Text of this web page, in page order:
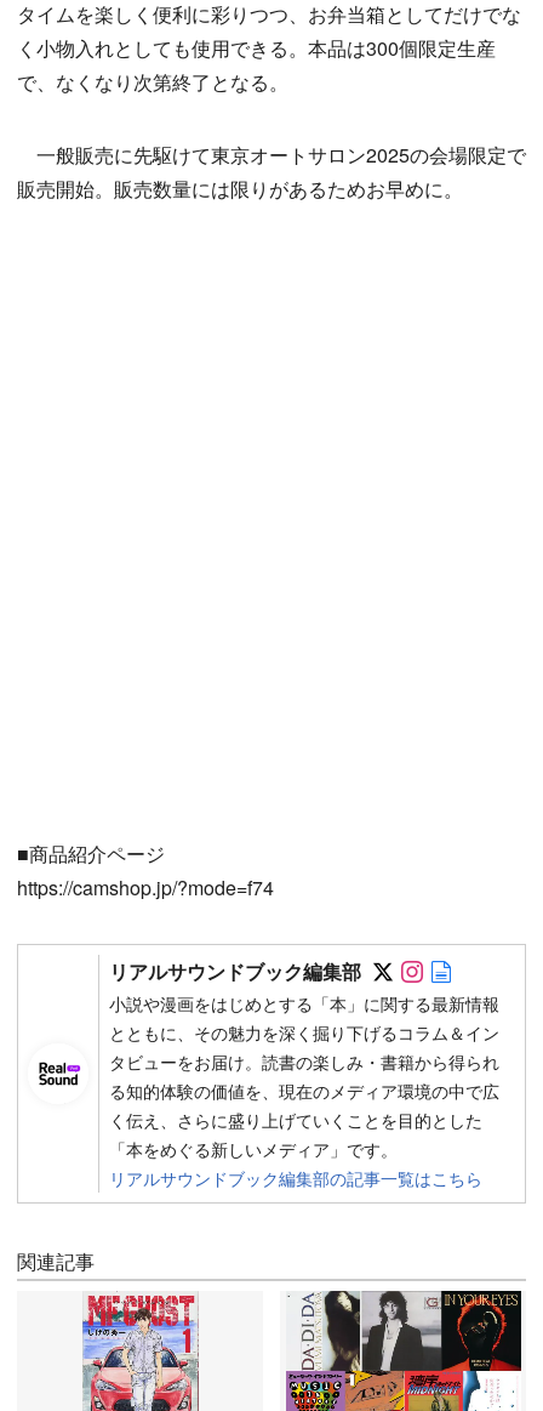
タイムを楽しく便利に彩りつつ、お弁当箱としてだけでな
く小物入れとしても使用できる。本品は300個限定生産
で、なくなり次第終了となる。
一般販売に先駆けて東京オートサロン2025の会場限定で
販売開始。販売数量には限りがあるためお早めに。
■商品紹介ページ
https://camshop.jp/?mode=f74
リアルサウンドブック編集部 Follow on
Follow on
小説や漫画をはじめとする「本」に関する最新情報
とともに、その魅力を深く掘り下げるコラム＆イン
タビューをお届け。読書の楽しみ・書籍から得られ
る知的体験の価値を、現在のメディア環境の中で広
く伝え、さらに盛り上げていくことを目的とした
「本をめぐる新しいメディア」です。
リアルサウンドブック編集部の記事一覧はこちら
関連記事